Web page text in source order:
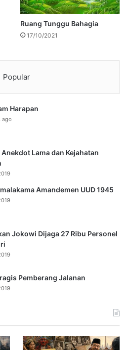
Ruang Tunggu Bahagia
17/10/2021
Popular
Harapan
ago
Lama dan Kejahatan
Amandemen UUD 1945
Jokowi Dijaga 27 Ribu Personel
Pemberang Jalanan